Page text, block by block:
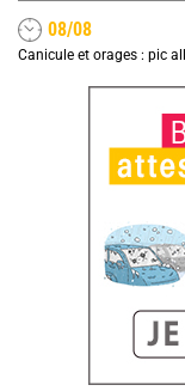
08/08
Canicule et orages : pic